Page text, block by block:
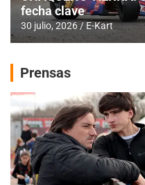
fecha clave
30 julio, 2026 E-Kart
Prensas